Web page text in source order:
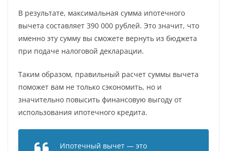
В результате, максимальная сумма ипотечного
вычета составляет 390 000 рублей. Это значит, что
именно эту сумму вы сможете вернуть из бюджета
при подаче налоговой декларации.
Таким образом, правильный расчет суммы вычета
поможет вам не только сэкономить, но и
значительно повысить финансовую выгоду от
использования ипотечного кредита.
Ипотечный вычет — это